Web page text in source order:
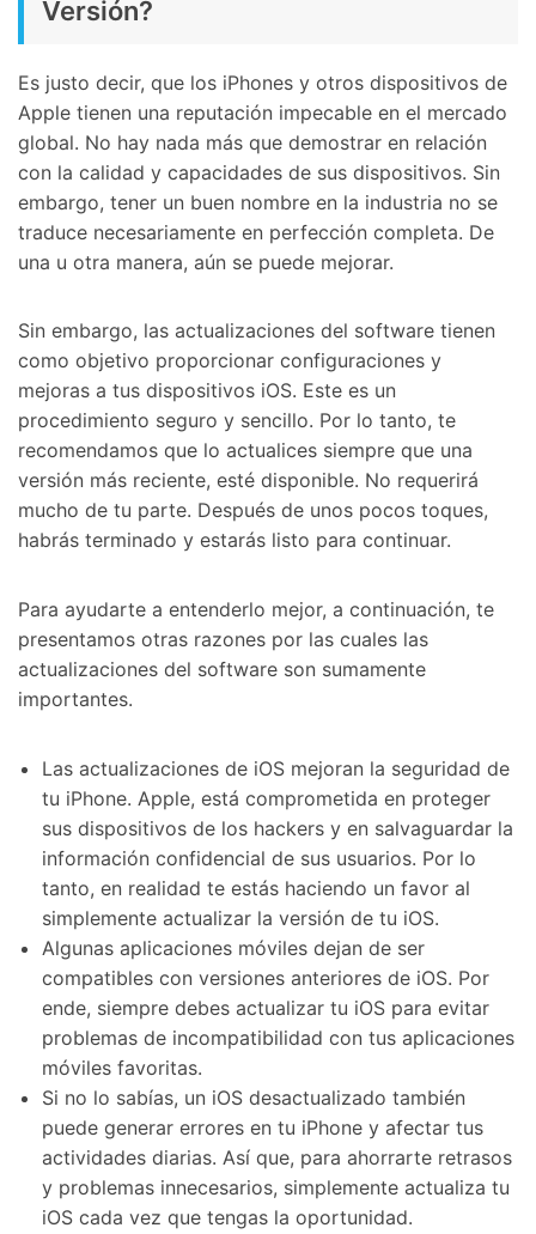
Versión?󠀲󠀡󠀡󠀣󠀠󠀨󠀦󠀡󠀠󠀳
Es justo decir, que los iPhones y otros dispositivos de
Apple tienen una reputación impecable en el mercado
global. No hay nada más que demostrar en relación
con la calidad y capacidades de sus dispositivos. Sin
embargo, tener un buen nombre en la industria no se
traduce necesariamente en perfección completa. De
una u otra manera, aún se puede mejorar.
Sin embargo, las actualizaciones del software tienen
como objetivo proporcionar configuraciones y
mejoras a tus dispositivos iOS. Este es un
procedimiento seguro y sencillo. Por lo tanto, te
recomendamos que lo actualices siempre que una
versión más reciente, esté disponible. No requerirá
mucho de tu parte. Después de unos pocos toques,
habrás terminado y estarás listo para continuar.
Para ayudarte a entenderlo mejor, a continuación, te
presentamos otras razones por las cuales las
actualizaciones del software son sumamente
importantes.
Las actualizaciones de iOS mejoran la seguridad de
tu iPhone. Apple, está comprometida en proteger
sus dispositivos de los hackers y en salvaguardar la
información confidencial de sus usuarios. Por lo
tanto, en realidad te estás haciendo un favor al
simplemente actualizar la versión de tu iOS.
Algunas aplicaciones móviles dejan de ser
compatibles con versiones anteriores de iOS. Por
ende, siempre debes actualizar tu iOS para evitar
problemas de incompatibilidad con tus aplicaciones
móviles favoritas.
Si no lo sabías, un iOS desactualizado también
puede generar errores en tu iPhone y afectar tus
actividades diarias. Así que, para ahorrarte retrasos
y problemas innecesarios, simplemente actualiza tu
iOS cada vez que tengas la oportunidad.